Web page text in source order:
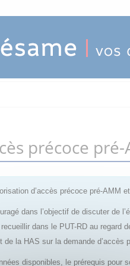
précoce pré-
d’accès précoce pré-
dans l’objectif de discuter de
dans le PUT-RD au
la HAS sur la demande d’accès
disponibles, le prérequis